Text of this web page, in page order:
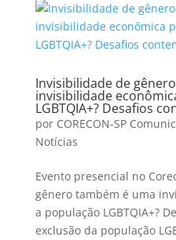
Invisibilidade de
invisibilidade
LGBTQIA+? Desafios
por CORECON-SP
Notícias
Evento presencial no
gênero também é uma
a população LGBTQIA+?
exclusão da população